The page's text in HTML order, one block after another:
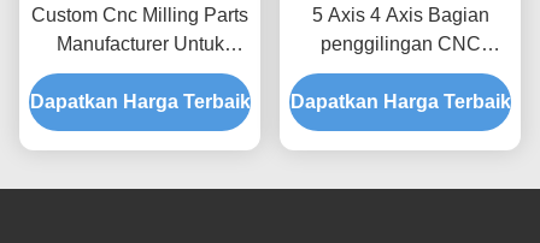
Custom Cnc Milling Parts
Manufacturer Untuk
Bagian Seri Prototipe
Aluminium
Dapatkan Harga Terbaik
5 Axis 4 Axis Bagian
penggilingan CNC
Bagian logam yang
digilingan
Dapatkan Harga Terbaik